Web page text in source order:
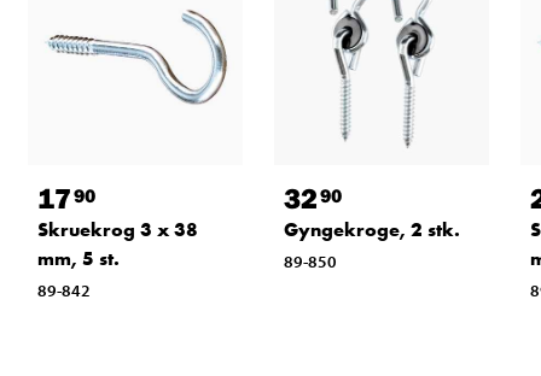
1790
Skruekrog 3 x 38
mm, 5 st.
89-842
3290
Gyngekroge, 2 stk.
89-850